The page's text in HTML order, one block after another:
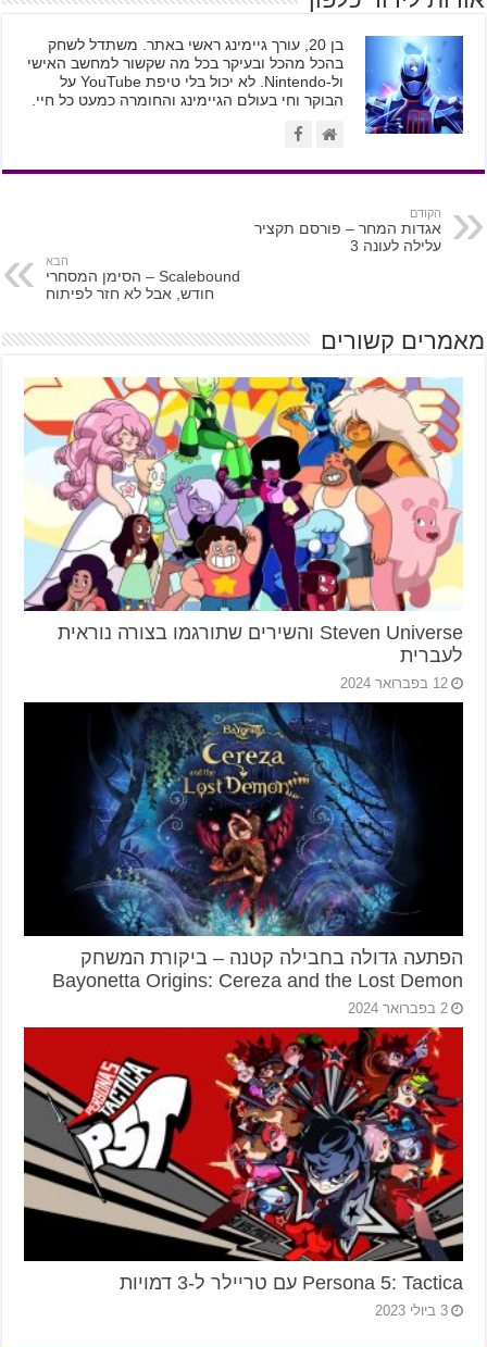
בן 20, עורך גיימינג ראשי באתר. משתדל לשחק
בהכל מהכל ובעיקר בכל מה שקשור למחשב האישי
ול-Nintendo. לא יכול בלי טיפת YouTube על
הבוקר וחי בעולם הגיימינג והחומרה כמעט כל חיי.
הקודם
אגדות המחר – פורסם תקציר
עלילה לעונה 3
הבא
Scalebound – הסימן המסחרי
חודש, אבל לא חזר לפיתוח
מאמרים קשורים
Steven Universe והשירים שתורגמו בצורה נוראית
לעברית
12 בפברואר 2024
הפתעה גדולה בחבילה קטנה – ביקורת המשחק
Bayonetta Origins: Cereza and the Lost Demon
2 בפברואר 2024
Persona 5: Tactica עם טריילר ל-3 דמויות
3 ביולי 2023